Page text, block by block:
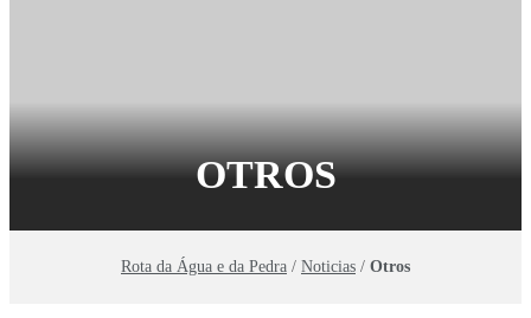
OTROS
Rota da Água e da Pedra / Noticias / Otros